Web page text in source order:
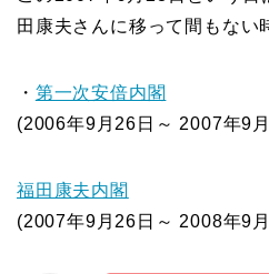
田康夫さんに移って間もない
・ 第一次安倍内閣
(2006年9月26日～ 2007年9
福田康夫内閣
(2007年9月26日～ 2008年9